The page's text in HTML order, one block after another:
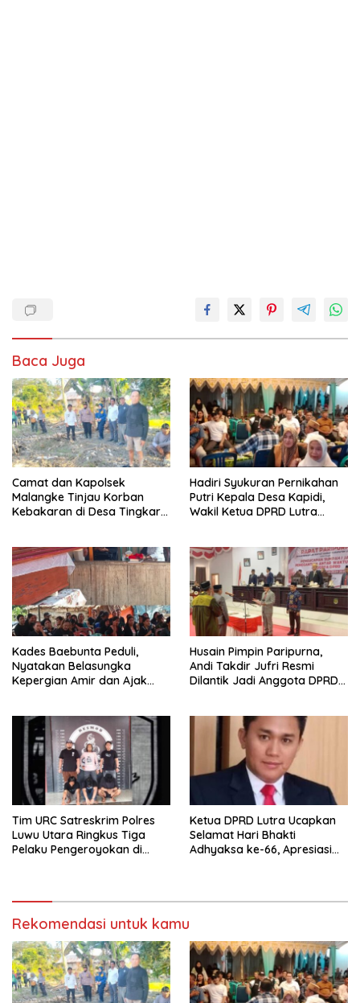
Baca Juga
Camat dan Kapolsek
Malangke Tinjau Korban
Kebakaran di Desa Tingkara,
Hadiri Syukuran Pernikahan
Putri Kepala Desa Kapidi,
Wakil Ketua DPRD Lutra
Kades Baebunta Peduli,
Nyatakan Belasungka
Kepergian Amir dan Ajak
Husain Pimpin Paripurna,
Andi Takdir Jufri Resmi
Dilantik Jadi Anggota DPRD
Tim URC Satreskrim Polres
Luwu Utara Ringkus Tiga
Pelaku Pengeroyokan di
Ketua DPRD Lutra Ucapkan
Selamat Hari Bhakti
Adhyaksa ke-66, Apresiasi
Rekomendasi untuk kamu